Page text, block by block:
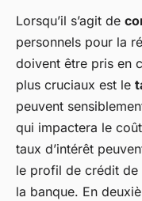
Lorsqu’il s’agit de
personnels pour la
doivent être pris en
plus cruciaux est le
peuvent
qui impactera le
taux d’intérêt
le profil de crédit de
la banque. En